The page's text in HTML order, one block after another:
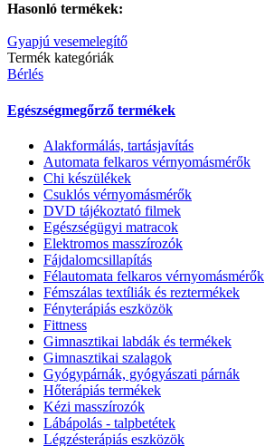
Hasonló termékek:
Gyapjú vesemelegítő
Termék kategóriák
Bérlés
Egészségmegőrző termékek
Alakformálás, tartásjavítás
Automata felkaros vérnyomásmérők
Chi készülékek
Csuklós vérnyomásmérők
DVD tájékoztató filmek
Egészségügyi matracok
Elektromos masszírozók
Fájdalomcsillapítás
Félautomata felkaros vérnyomásmérők
Fémszálas textíliák és reztermékek
Fényterápiás eszközök
Fittness
Gimnasztikai labdák és termékek
Gimnasztikai szalagok
Gyógypárnák, gyógyászati párnák
Hőterápiás termékek
Kézi masszírozók
Lábápolás - talpbetétek
Légzésterápiás eszközök